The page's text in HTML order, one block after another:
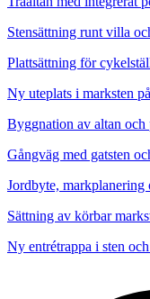
Stensättning runt villa
Plattsättning för
Ny uteplats i marksten
Byggnation av altan
Gångväg med gatsten
Jordbyte,
Sättning av körbar
Ny entrétrappa i sten